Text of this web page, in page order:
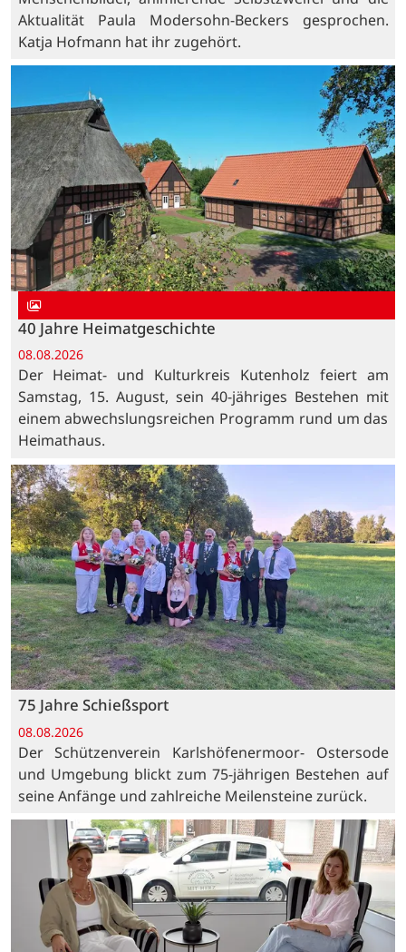
Aktualität Paula Modersohn-Beckers gesprochen.
Katja Hofmann hat ihr zugehört.
40 Jahre Heimatgeschichte
08.08.2026
Der Heimat- und Kulturkreis Kutenholz feiert am
Samstag, 15. August, sein 40-jähriges Bestehen mit
einem abwechslungsreichen Programm rund um das
Heimathaus.
75 Jahre Schießsport
08.08.2026
Der Schützenverein Karlshöfenermoor- Ostersode
und Umgebung blickt zum 75-jährigen Bestehen auf
seine Anfänge und zahlreiche Meilensteine zurück.